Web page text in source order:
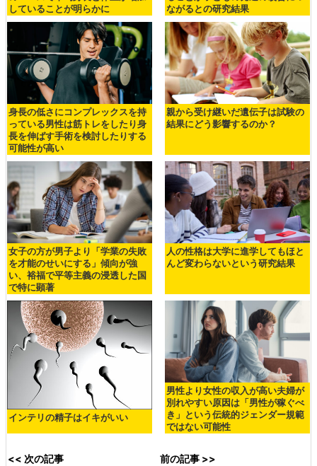
していることが明らかに
ながるとの研究結果
身長の低さにコンプレックスを持
っている男性は筋トレをしたり身
長を伸ばす手術を検討したりする
可能性が高い
親から受け継いだ遺伝子は試験の
結果にどう影響するのか？
女子の方が男子より「学業の失敗
を才能のせいにする」傾向が強
い、裕福で平等主義の浸透した国
で特に顕著
人の性格は大学に進学してもほと
んど変わらないという研究結果
インテリの精子はイキがいい
男性より女性の収入が高い夫婦が
別れやすい原因は「男性が稼ぐべ
き」という伝統的ジェンダー規範
ではない可能性
<< 次の記事 前の記事 >>